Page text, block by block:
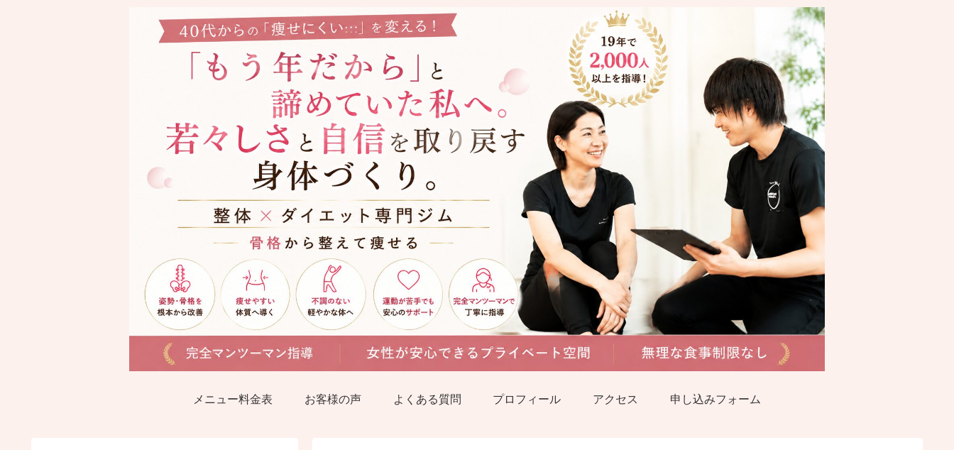
メニュー料金表 お客様の声 よくある質問 プロフィール アクセス 申し込みフォーム